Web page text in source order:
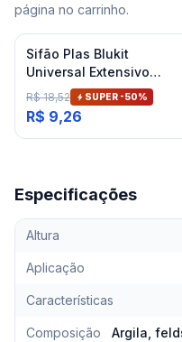
página no carrinho.
Sifão Plas Blukit
Universal Extensivo
Branco
R$ 18,52 SUPER -50%
R$ 9,26
Especificações
Altura
Aplicação
Características
Composição
Argila,